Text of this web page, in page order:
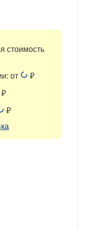
стоимость
от ₽
₽
₽